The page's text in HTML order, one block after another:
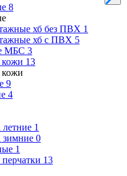
8
хб без ПВХ 1
хб с ПВХ 5
МБС 3
кожи 13
кожи
9
4
1
зимние 0
1
13